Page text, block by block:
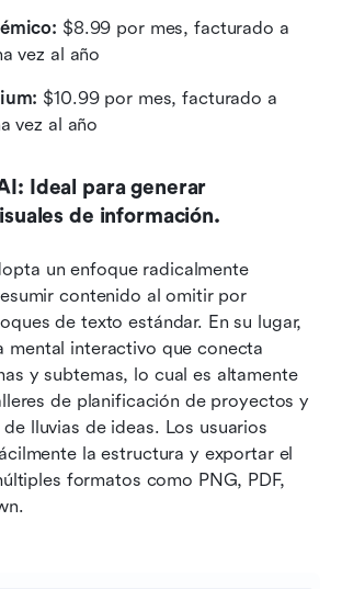
$8.99 por mes, facturado a
vez al año
$10.99 por mes, facturado a
vez al año
Ideal para generar
de información.
un enfoque radicalmente
contenido al omitir por
de texto estándar. En su lugar,
mental interactivo que conecta
y subtemas, lo cual es altamente
de planificación de proyectos y
lluvias de ideas. Los usuarios
la estructura y exportar el
formatos como PNG, PDF,